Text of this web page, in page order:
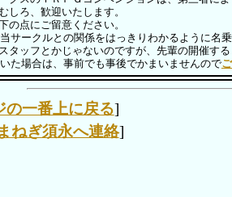
ろ、歓迎いたします。
の点にご留意ください。
サークルとの関係をはっきりわかるように名
ッフとかじゃないのですが、先輩の開催す
た場合は、事前でも事後でかまいませんので
の一番上に戻る]
ねぎ須永へ連絡]